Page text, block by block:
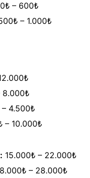
– 600₺
– 1.000₺
8.000₺
4.500₺
– 10.000₺
15.000₺ – 22.000₺
– 28.000₺